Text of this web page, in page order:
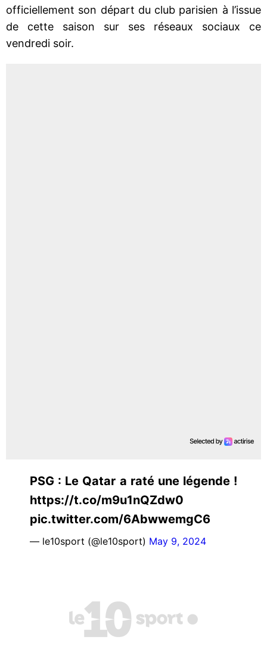
officiellement son départ du club parisien à l’issue
de cette saison sur ses réseaux sociaux ce
vendredi soir.
PSG : Le Qatar a raté une légende !
https://t.co/m9u1nQZdw0
pic.twitter.com/6AbwwemgC6
— le10sport (@le10sport) May 9, 2024